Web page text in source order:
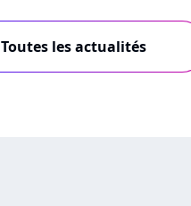
Toutes les actualités